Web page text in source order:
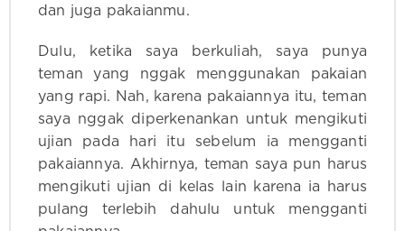
dan juga pakaianmu.
Dulu, ketika saya berkuliah, saya punya
teman yang nggak menggunakan pakaian
yang rapi. Nah, karena pakaiannya itu, teman
saya nggak diperkenankan untuk mengikuti
ujian pada hari itu sebelum ia mengganti
pakaiannya. Akhirnya, teman saya pun harus
mengikuti ujian di kelas lain karena ia harus
pulang terlebih dahulu untuk mengganti